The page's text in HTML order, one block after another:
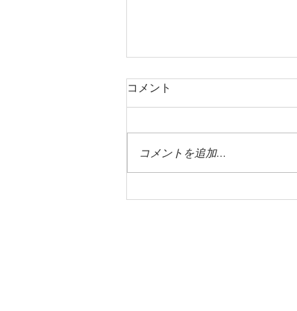
お友達ご紹介プログラム
コメント
コメントを追加…